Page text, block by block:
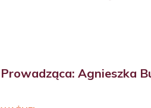
Prowadząca: Agnieszka